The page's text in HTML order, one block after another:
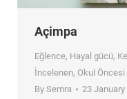
Açimpa
Eğlence, Hayal gücü,
İncelenen, Okul Öncesi
By Semra 23 January